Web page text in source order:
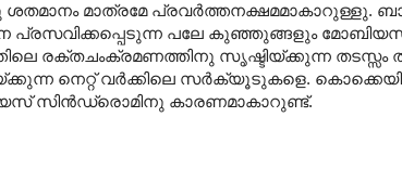
മാത്രമേ പ്രവർത്തനക്ഷമമാകാറുള്ളു.
പ്രസവിക്കപ്പെടുന്ന പലേ കുഞ്ഞുങ്ങളും
രക്തചംക്രമണത്തിനു സൃഷ്ടിയ്ക്കുന്ന തടസ്സം
നെറ്റ് വർക്കിലെ സർക്യൂടുകളെ.
സിൻഡ്രൊമിനു കാരണമാകാറുണ്ട്.